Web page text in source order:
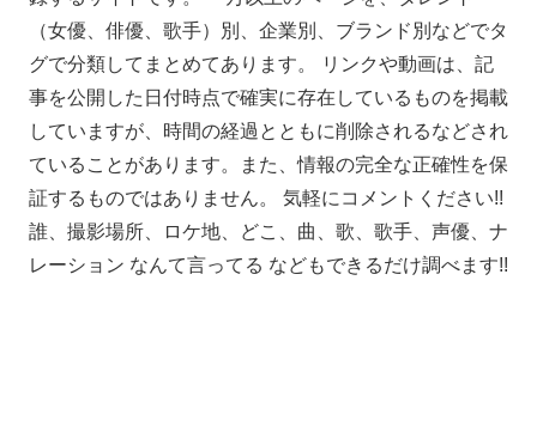
（女優、俳優、歌手）別、企業別、ブランド別などでタ
グで分類してまとめてあります。 リンクや動画は、記
事を公開した日付時点で確実に存在しているものを掲載
していますが、時間の経過とともに削除されるなどされ
ていることがあります。また、情報の完全な正確性を保
証するものではありません。 気軽にコメントください!!
誰、撮影場所、ロケ地、どこ、曲、歌、歌手、声優、ナ
レーション なんて言ってる などもできるだけ調べます!!